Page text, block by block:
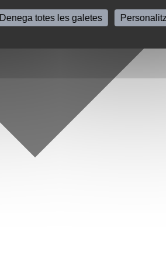
Denega totes les galetes